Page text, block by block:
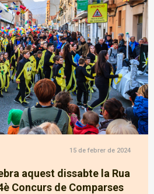
15 de febrer de 2024
aquest dissabte la Rua
Concurs de Comparses